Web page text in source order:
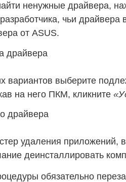
ненужные драйвера,
чьи драйвера
от ASUS.
вариантов выберите
на него ПКМ, кликните
удаления приложений,
деинсталлировать
обязательно